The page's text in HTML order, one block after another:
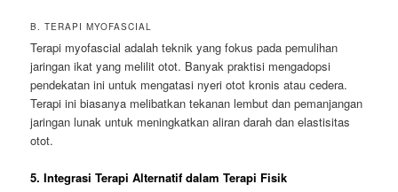
B. TERAPI MYOFASCIAL
Terapi myofascial adalah teknik yang fokus pada pemulihan
jaringan ikat yang melilit otot. Banyak praktisi mengadopsi
pendekatan ini untuk mengatasi nyeri otot kronis atau cedera.
Terapi ini biasanya melibatkan tekanan lembut dan pemanjangan
jaringan lunak untuk meningkatkan aliran darah dan elastisitas
otot.
5. Integrasi Terapi Alternatif dalam Terapi Fisik